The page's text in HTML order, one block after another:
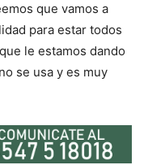
que vamos a
para estar todos
le estamos dando
se usa y es muy